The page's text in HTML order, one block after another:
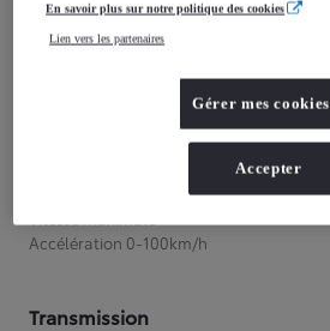
Consommation mixte
Consommation mixte
Accélération 0-100km/h
Transmission
En savoir plus sur notre politique des cookies
Lien vers les partenaires
Gérer mes cookies
Accepter